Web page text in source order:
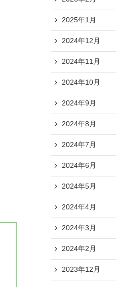
2025年1月
2024年12月
2024年11月
2024年10月
2024年9月
2024年8月
2024年7月
2024年6月
2024年5月
2024年4月
2024年3月
2024年2月
2023年12月